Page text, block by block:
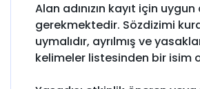
Alan adınızın kayıt için uygun
gerekmektedir. Sözdizimi
uymalıdır, ayrılmış ve
kelimeler listesinden bir isim